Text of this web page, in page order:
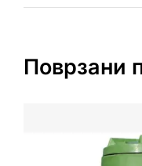
Поврзани